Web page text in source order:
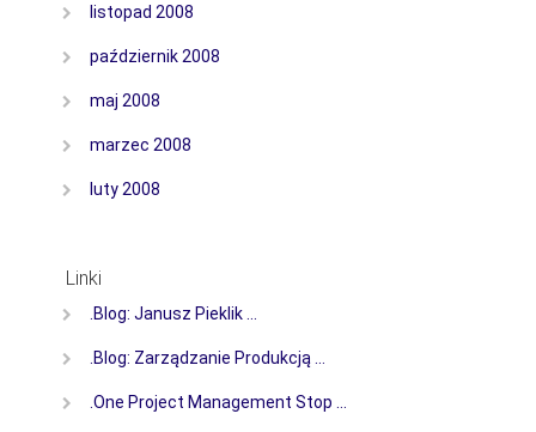
listopad 2008
październik 2008
maj 2008
marzec 2008
luty 2008
Linki
.Blog: Janusz Pieklik …
.Blog: Zarządzanie Produkcją …
.One Project Management Stop …